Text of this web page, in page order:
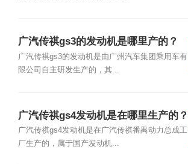
广汽传祺gs3的发动机是哪里产的？
广汽传祺gs3的发动机是由广州汽车集团乘用车有
限公司自主研发生产的，其...
广汽传祺gs4发动机是在哪里生产的？
广汽传祺gs4发动机是在广汽传祺番禺动力总成工
厂生产的，属于国产发动机...